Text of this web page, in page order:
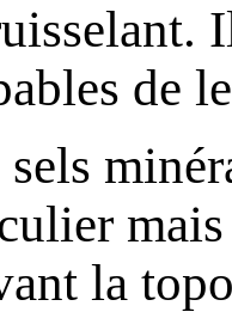
de
sels
la